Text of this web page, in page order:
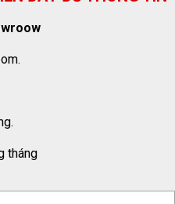
tháng